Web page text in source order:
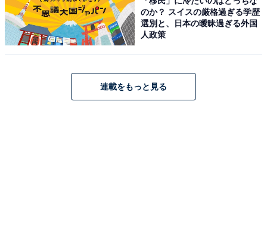
や水晶を使った岩盤浴・食事処・ボディケア・エステ・
休憩室もそろっています。
10:00〜24:00（最終受付23:00）
のか？ スイスの厳格過ぎる学歴
選別と、日本の曖昧過ぎる外国
人政策
連載をもっと見る